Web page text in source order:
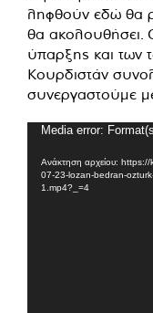
ληφθούν εδώ θα
θα ακολουθήσει.
ύπαρξης και των
Κουρδιστάν
συνεργαστούμε
Πρόγραμμα
Βίντεο
Media error:
Ανάκτηση αρχείου:
07-23-lozan-bedran-
1.mp4?_=4